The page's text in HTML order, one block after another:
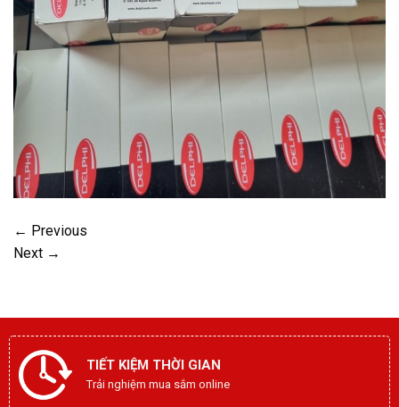
← Previous
Next →
TIẾT KIỆM THỜI GIAN
Trải nghiệm mua sắm online